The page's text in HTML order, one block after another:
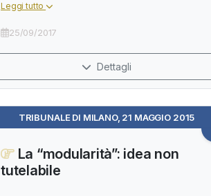
Leggi tutto
25/09/2017
Dettagli
TRIBUNALE DI MILANO, 21 MAGGIO 2015
La “modularità”: idea non
tutelabile